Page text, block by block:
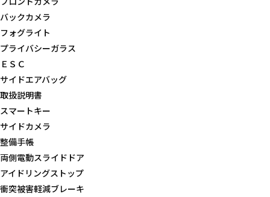
バックカメラ
フォグライト
プライバシーガラス
ＥＳＣ
サイドエアバッグ
取扱説明書
スマートキー
サイドカメラ
整備手帳
両側電動スライドドア
アイドリングストップ
衝突被害軽減ブレーキ